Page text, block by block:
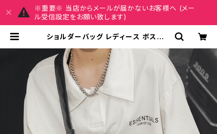
※重要※ 当店からメールが届かないお客様へ (メー
ル受信設定をお願い致します)
ショルダーバッグ レディース ボストン
グ フェイクレザー マザーズバッグ バ
ック シンプル ボストンバック ボスト
ン バック ショルダー 肩掛け ミニボス
トン トラベル 旅行バック かばん シン
プル ママバッグ 大容量 大きめ マザ
ーズバッグ 旅行 通学 通勤 大学生 女
の子 ホワイト ブラック カレッジコー
デ カジュアル デイリー デート お出か
け K-B0117 | REIRSE レイルセ 20
代,30代,40代 レディースファッショ
ン 通販